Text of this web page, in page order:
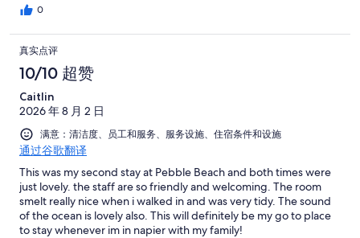
0
真实点评
10/10 超赞
Caitlin
2026 年 8 月 2 日
满意：清洁度、员工和服务、服务设施、住宿条件和设施
通过谷歌翻译
This was my second stay at Pebble Beach and both times were
just lovely. the staff are so friendly and welcoming. The room
smelt really nice when i walked in and was very tidy. The sound
of the ocean is lovely also. This will definitely be my go to place
to stay whenever im in napier with my family!